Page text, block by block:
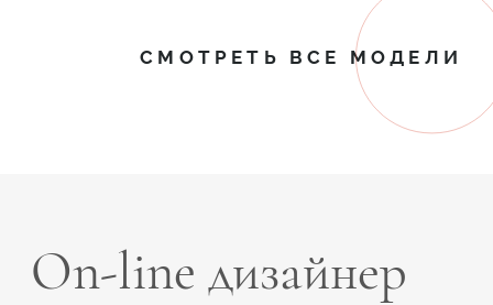
СМОТРЕТЬ ВСЕ МОДЕЛИ
On-line дизайнер